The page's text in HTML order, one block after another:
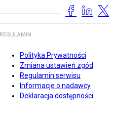
REGULAMIN
Polityka Prywatności
Zmiana ustawień zgód
Regulamin serwisu
Informacje o nadawcy
Deklaracja dostępności